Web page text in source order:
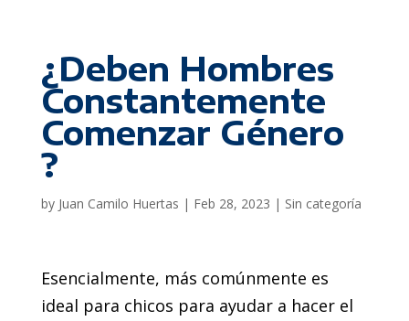
¿Deben Hombres
Constantemente
Comenzar Género
?
by Juan Camilo Huertas | Feb 28, 2023 | Sin categoría
Esencialmente, más comúnmente es
ideal para chicos para ayudar a hacer el